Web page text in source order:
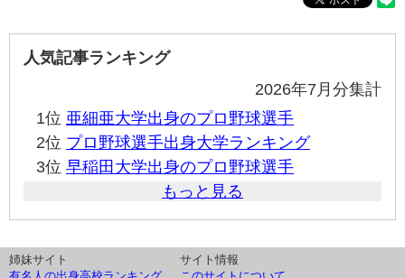
人気記事ランキング
2026年7月分集計
1位 亜細亜大学出身のプロ野球選手
2位 プロ野球選手出身大学ランキング
3位 早稲田大学出身のプロ野球選手
もっと見る
姉妹サイト
サイト情報